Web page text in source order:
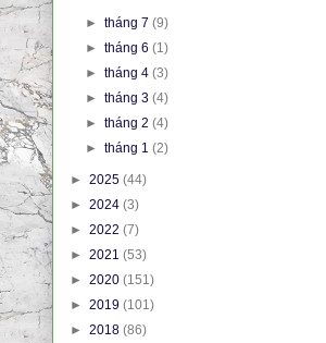
►tháng 7(9)
►tháng 6(1)
►tháng 4(3)
►tháng 3(4)
►tháng 2(4)
►tháng 1(2)
► 2025 (44)
► 2024 (3)
► 2022 (7)
► 2021 (53)
► 2020 (151)
► 2019 (101)
► 2018 (86)